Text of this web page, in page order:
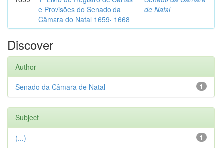
e Provisões do Senado da
Câmara do Natal 1659- 1668
de Natal
Discover
Author
1
Senado da Câmara de Natal
Subject
1
(...)